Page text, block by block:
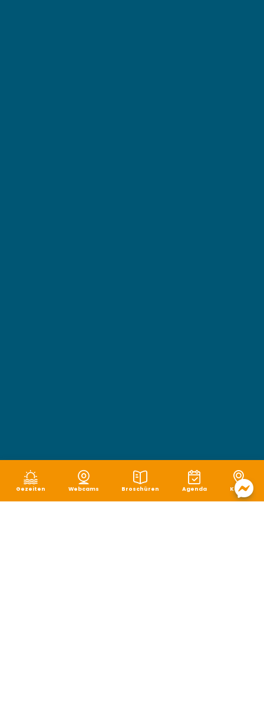
Gezeiten Webcams Broschüren Agenda Karte